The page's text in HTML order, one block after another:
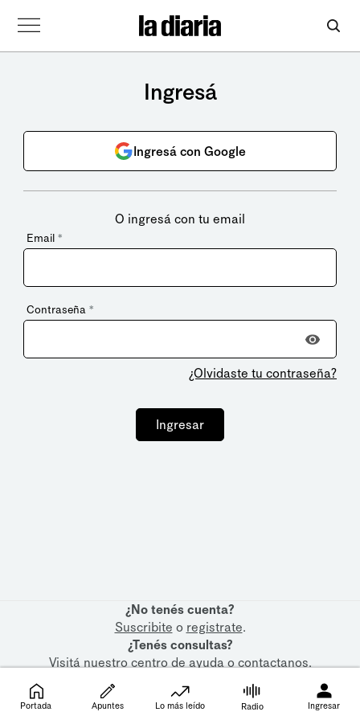
Ingresá
Ingresá con Google
O ingresá con tu email
Email *
Contraseña *
¿Olvidaste tu contraseña?
Ingresar
¿No tenés cuenta?
Suscribite o registrate.
¿Tenés consultas?
Visitá nuestrocentro de ayudaocontactanos.
Portada Apuntes Lo más leído Radio Ingresar